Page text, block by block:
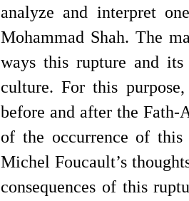
analyze and interpret
Mohammad Shah. The
ways this rupture and its
culture. For this
before and after the
of the occurrence of this
Michel Foucault’s
consequences of this